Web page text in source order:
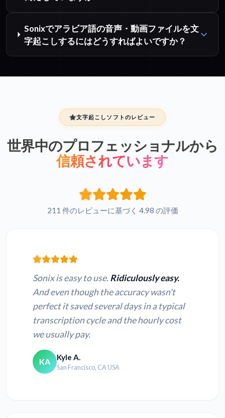
Sonixでアラビア語の音声・動画ファイルを文
字起こしするにはどうすればよいですか？
文字起こしソフトのレビュー
世界中のプロフェッショナルから
信頼されています
211 件のレビューに基づく 4.98 の評価
Sonix is easy to use. Ridiculously easy.
And even though the accuracy wasn't
perfect it saved several days in a typical
transcription cycle and the hourly cost
we usually pay.
KA Kyle A.
San Francisco, CA USA